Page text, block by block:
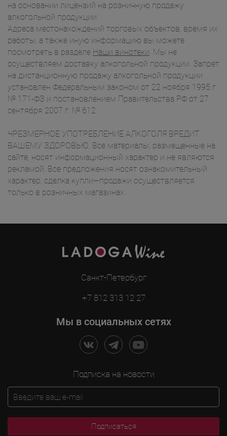
на основании лицензий на розничную продажу
алкогольной продукции.
Адреса местонахождений торговых объектов, время их
работы, а также иную информацию вы можете
посмотреть в разделе Наши винотеки. Мы не
осуществляем доставку алкогольной продукции. Запрет
на дистанционную продажу алкогольной продукции
установлен Федеральным законом от 22 ноября 1995 г.
№ 171-ФЗ и постановлением Правительства РФ от 27
сентября 2007 г. № 612.
ЧРЕЗМЕРНОЕ УПОТРЕБЛЕНИЕ АЛКОГОЛЯ ВРЕДИТ
ВАШЕМУ ЗДОРОВЬЮ. Все материалы, размещенные на
сайте, носят информационный характер и не являются
рекламой. Все предложения носят ознакомительный
характер, сделка купли—продажи осуществляется
только в розничных магазинах.
Санкт-Петербург
+7 812 313 12 27
Мы в социальных сетях
Подписка на новости
Подписаться